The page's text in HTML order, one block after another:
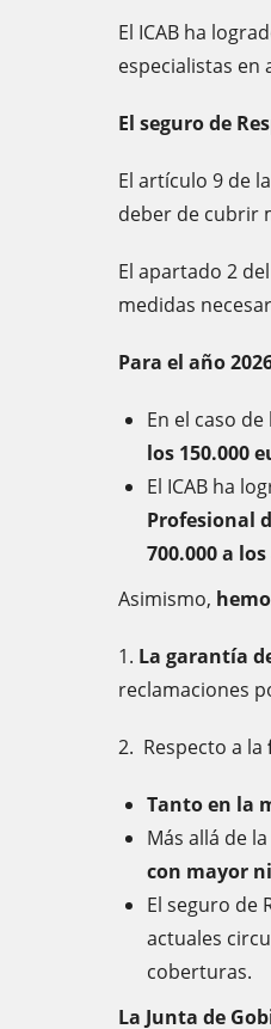
El ICAB ha
especialistas
El seguro de
El artículo 9 de
deber de cubrir
El apartado 2
medidas
Para el año
En el caso de
los 150.000
El ICAB ha
Profesional
700.000 a
Asimismo,
1. La garantía
reclamaciones
2. Respecto a la
Tanto en la
Más allá de
con mayor
El seguro de
actuales
coberturas.
La Junta de